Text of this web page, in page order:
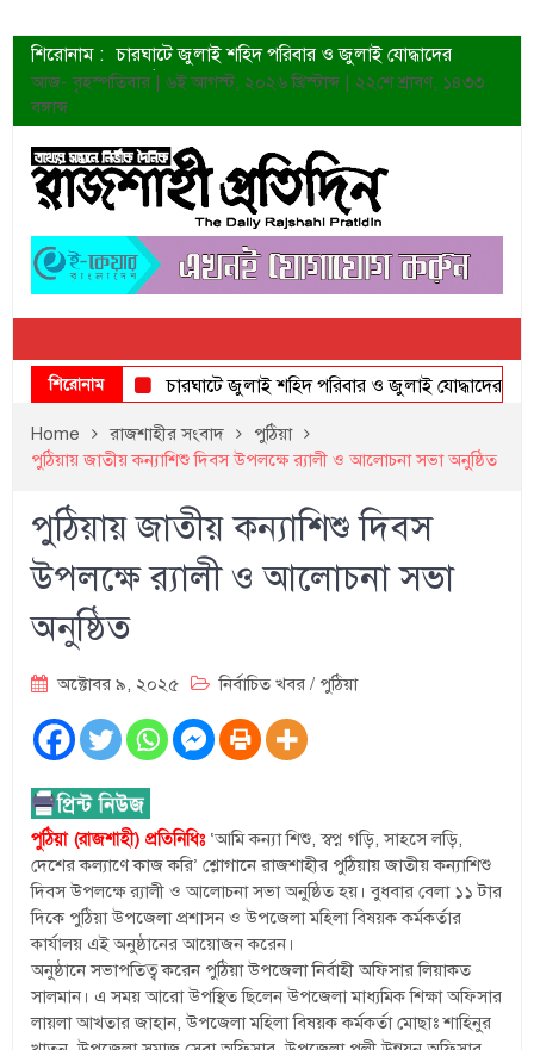
শিরোনাম : চারঘাটে জুলাই শহিদ পরিবার ও জুলাই যোদ্ধাদের
সংবর্ধনা
ত্বক ভালো রাখতে যে ৫ কাজ করবেন
জুলাই স্মৃতি জাদুঘরের দুয়ার খুলেছে উদ্বোধন করলেন
প্রধানমন্ত্রী
শাহরুখের নতুন সিনেমার লুক
কোয়ার্টার ফাইনালে নেইমারের দুর্দান্ত অ্যাসিস্টে সান্তোস
ডেনিস লিয়ামিন রাশিয়ার ড্রোন বাহিনীর প্রধান হলেন
জুলাই শহিদদের আত্মত্যাগ জাতি চিরকাল শ্রদ্ধার সাথে
স্মরণ করবে: ভূমিমন্ত্রী
আজ- বৃহস্পতিবার | ৬ই আগস্ট, ২০২৬ খ্রিস্টাব্দ | ২২শে শ্রাবণ, ১৪৩৩
বঙ্গাব্দ
শিরোনাম চারঘাটে জুলাই শহিদ পরিবার ও জুলাই যোদ্ধাদের সংবর্ধনা
Home রাজশাহীর সংবাদ
পুঠিয়া
পুঠিয়ায় জাতীয় কন্যাশিশু দিবস উপলক্ষে র‌্যালী ও আলোচনা সভা অনুষ্ঠিত
পুঠিয়ায় জাতীয় কন্যাশিশু দিবস
উপলক্ষে র‌্যালী ও আলোচনা সভা
অনুষ্ঠিত
অক্টোবর ৯, ২০২৫ নির্বাচিত খবর / পুঠিয়া
পুঠিয়া (রাজশাহী) প্রতিনিধিঃ ‘আমি কন্যা শিশু, স্বপ্ন গড়ি, সাহসে লড়ি,
দেশের কল্যাণে কাজ করি’ শ্লোগানে রাজশাহীর পুঠিয়ায় জাতীয় কন্যাশিশু
দিবস উপলক্ষে র‌্যালী ও আলোচনা সভা অনুষ্ঠিত হয়। বুধবার বেলা ১১ টার
দিকে পুঠিয়া উপজেলা প্রশাসন ও উপজেলা মহিলা বিষয়ক কর্মকর্তার
কার্যালয় এই অনুষ্ঠানের আয়োজন করেন।
অনুষ্ঠানে সভাপতিত্ব করেন পুঠিয়া উপজেলা নির্বাহী অফিসার লিয়াকত
সালমান। এ সময় আরো উপস্থিত ছিলেন উপজেলা মাধ্যমিক শিক্ষা অফিসার
লায়লা আখতার জাহান, উপজেলা মহিলা বিষয়ক কর্মকর্তা মোছাঃ শাহিনুর